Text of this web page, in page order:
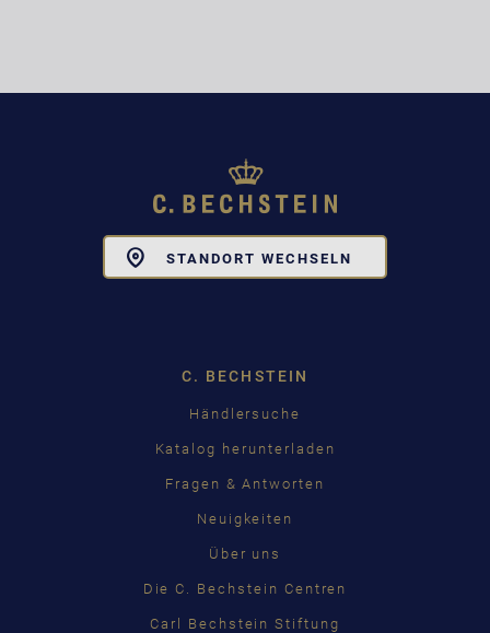
STANDORT WECHSELN
C. BECHSTEIN
Händlersuche
Katalog herunterladen
Fragen & Antworten
Neuigkeiten
Über uns
Die C. Bechstein Centren
Carl Bechstein Stiftung